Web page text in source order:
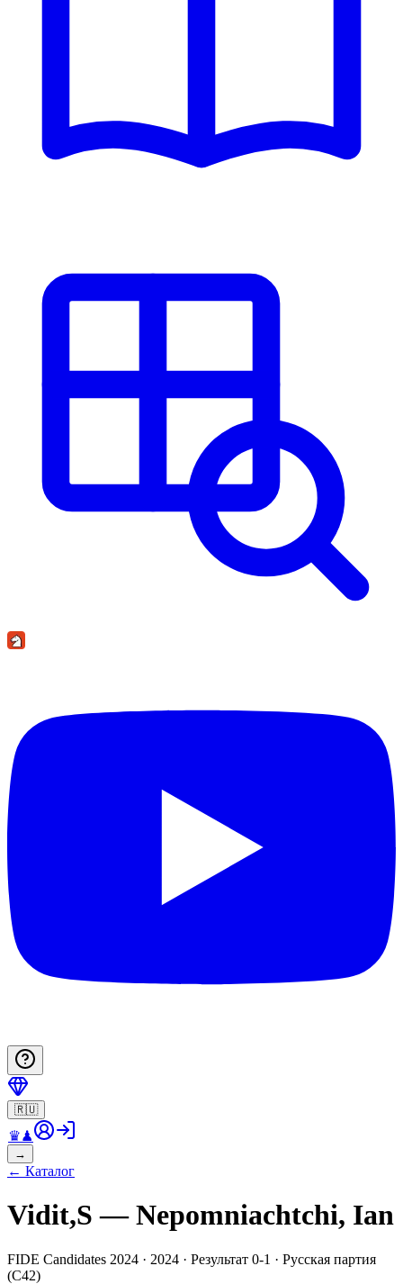
🇷🇺
♛♟
→
← Каталог
Vidit,S — Nepomniachtchi, Ian
FIDE Candidates 2024 · 2024 · Результат 0-1 · Русская партия
(C42)